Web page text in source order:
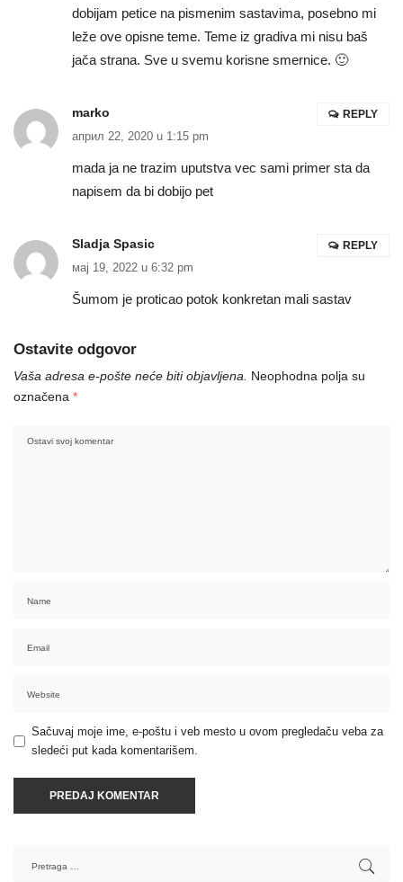
dobijam petice na pismenim sastavima, posebno mi
leže ove opisne teme. Teme iz gradiva mi nisu baš
jača strana. Sve u svemu korisne smernice. 🙂
marko
април 22, 2020 u 1:15 pm
mada ja ne trazim uputstva vec sami primer sta da
napisem da bi dobijo pet
REPLY
Sladja Spasic
мај 19, 2022 u 6:32 pm
Šumom je proticao potok konkretan mali sastav
REPLY
Ostavite odgovor
Vaša adresa e-pošte neće biti objavljena. Neophodna polja su
označena *
Sačuvaj moje ime, e-poštu i veb mesto u ovom pregledaču veba za
sledeći put kada komentarišem.